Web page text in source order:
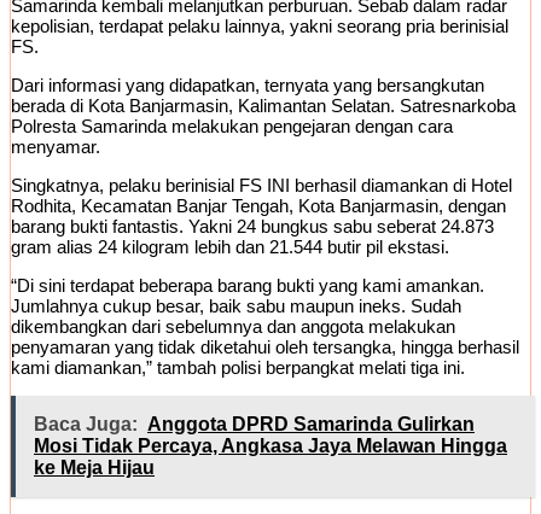
Samarinda kembali melanjutkan perburuan. Sebab dalam radar
kepolisian, terdapat pelaku lainnya, yakni seorang pria berinisial
FS.
Dari informasi yang didapatkan, ternyata yang bersangkutan
berada di Kota Banjarmasin, Kalimantan Selatan. Satresnarkoba
Polresta Samarinda melakukan pengejaran dengan cara
menyamar.
Singkatnya, pelaku berinisial FS INI berhasil diamankan di Hotel
Rodhita, Kecamatan Banjar Tengah, Kota Banjarmasin, dengan
barang bukti fantastis. Yakni 24 bungkus sabu seberat 24.873
gram alias 24 kilogram lebih dan 21.544 butir pil ekstasi.
“Di sini terdapat beberapa barang bukti yang kami amankan.
Jumlahnya cukup besar, baik sabu maupun ineks. Sudah
dikembangkan dari sebelumnya dan anggota melakukan
penyamaran yang tidak diketahui oleh tersangka, hingga berhasil
kami diamankan,” tambah polisi berpangkat melati tiga ini.
Baca Juga: Anggota DPRD Samarinda Gulirkan
Mosi Tidak Percaya, Angkasa Jaya Melawan Hingga
ke Meja Hijau